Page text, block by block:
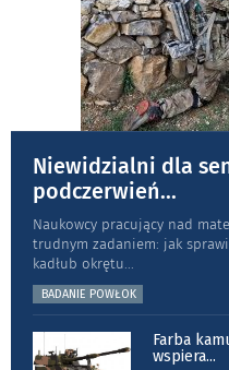
Niewidzialni dla
podczerwień...
Naukowcy pracujący nad
trudnym zadaniem: jak
kadłub okrętu...
BADANIE POWŁOK
Farba
wspiera...